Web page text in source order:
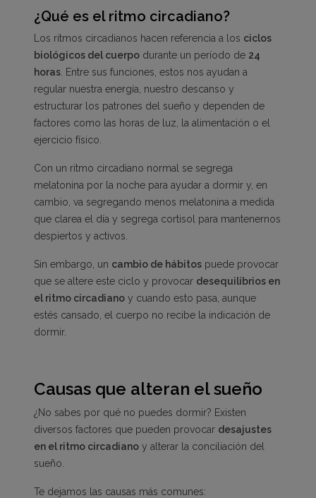
¿Qué es el ritmo circadiano?
Los ritmos circadianos hacen referencia a los ciclos
biológicos del cuerpo durante un período de 24
horas . Entre sus funciones, estos nos ayudan a
regular nuestra energía, nuestro descanso y
estructurar los patrones del sueño y dependen de
factores como las horas de luz, la alimentación o el
ejercicio físico.
Con un ritmo circadiano normal se segrega
melatonina por la noche para ayudar a dormir y, en
cambio, va segregando menos melatonina a medida
que clarea el día y segrega cortisol para mantenernos
despiertos y activos.
Sin embargo, un cambio de hábitos puede provocar
que se altere este ciclo y provocar desequilibrios en
el ritmo circadiano y cuando esto pasa, aunque
estés cansado, el cuerpo no recibe la indicación de
dormir.
Causas que alteran el sueño
¿No sabes por qué no puedes dormir? Existen
diversos factores que pueden provocar desajustes
en el ritmo circadiano y alterar la conciliación del
sueño.
Te dejamos las causas más comunes: